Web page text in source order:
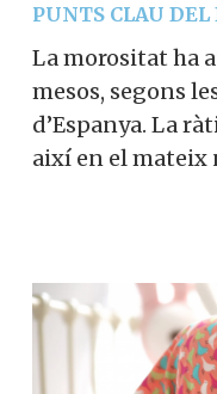
PUNTS CLAU DEL
La morositat ha
mesos, segons
d’Espanya. La
així en el mateix